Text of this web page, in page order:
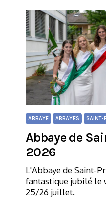
ABBAYE ABBAYES SAINT-
Abbaye de
2026
L'Abbaye de Saint-
fantastique jubilé le
25/26 juillet.